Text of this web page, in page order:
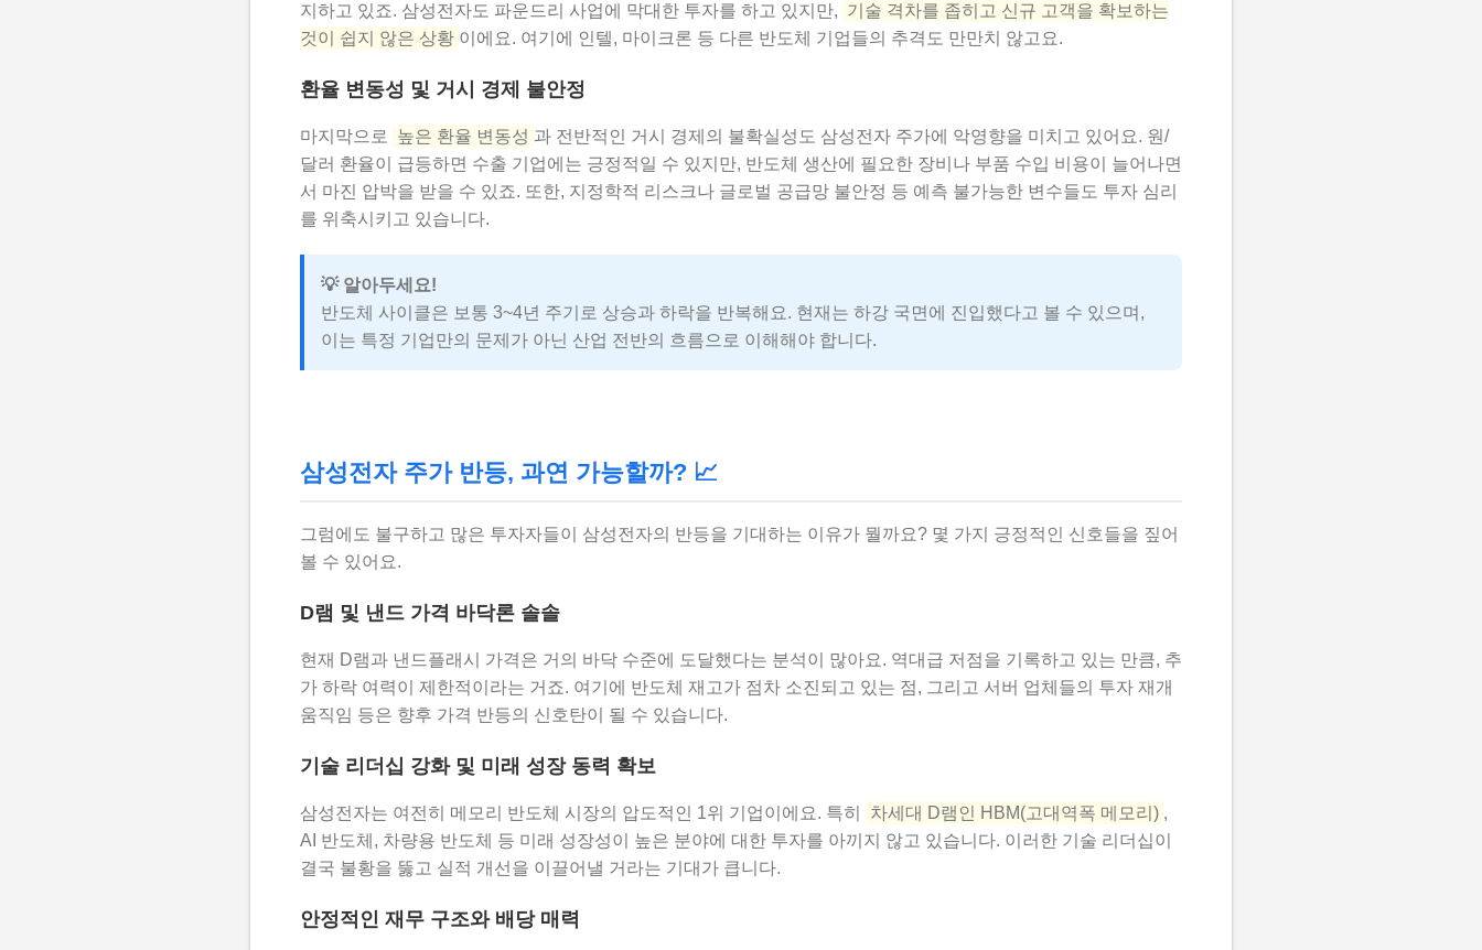
지하고 있죠. 삼성전자도 파운드리 사업에 막대한 투자를 하고 있지만, 기술 격차를 좁히고 신규 고객을 확보하는
것이 쉽지 않은 상황 이에요. 여기에 인텔, 마이크론 등 다른 반도체 기업들의 추격도 만만치 않고요.
환율 변동성 및 거시 경제 불안정
마지막으로 높은 환율 변동성 과 전반적인 거시 경제의 불확실성도 삼성전자 주가에 악영향을 미치고 있어요. 원/
달러 환율이 급등하면 수출 기업에는 긍정적일 수 있지만, 반도체 생산에 필요한 장비나 부품 수입 비용이 늘어나면
서 마진 압박을 받을 수 있죠. 또한, 지정학적 리스크나 글로벌 공급망 불안정 등 예측 불가능한 변수들도 투자 심리
를 위축시키고 있습니다.
💡 알아두세요!
반도체 사이클은 보통 3~4년 주기로 상승과 하락을 반복해요. 현재는 하강 국면에 진입했다고 볼 수 있으며,
이는 특정 기업만의 문제가 아닌 산업 전반의 흐름으로 이해해야 합니다.
삼성전자 주가 반등, 과연 가능할까? 📈
그럼에도 불구하고 많은 투자자들이 삼성전자의 반등을 기대하는 이유가 뭘까요? 몇 가지 긍정적인 신호들을 짚어
볼 수 있어요.
D램 및 낸드 가격 바닥론 솔솔
현재 D램과 낸드플래시 가격은 거의 바닥 수준에 도달했다는 분석이 많아요. 역대급 저점을 기록하고 있는 만큼, 추
가 하락 여력이 제한적이라는 거죠. 여기에 반도체 재고가 점차 소진되고 있는 점, 그리고 서버 업체들의 투자 재개
움직임 등은 향후 가격 반등의 신호탄이 될 수 있습니다.
기술 리더십 강화 및 미래 성장 동력 확보
삼성전자는 여전히 메모리 반도체 시장의 압도적인 1위 기업이에요. 특히 차세대 D램인 HBM(고대역폭 메모리) ,
AI 반도체, 차량용 반도체 등 미래 성장성이 높은 분야에 대한 투자를 아끼지 않고 있습니다. 이러한 기술 리더십이
결국 불황을 뚫고 실적 개선을 이끌어낼 거라는 기대가 큽니다.
안정적인 재무 구조와 배당 매력